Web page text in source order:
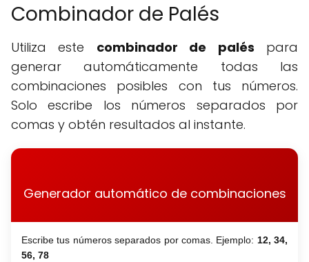
Combinador de Palés
Utiliza este combinador de palés para
generar automáticamente todas las
combinaciones posibles con tus números.
Solo escribe los números separados por
comas y obtén resultados al instante.
Generador automático de combinaciones
Escribe tus números separados por comas. Ejemplo: 12, 34,
56, 78